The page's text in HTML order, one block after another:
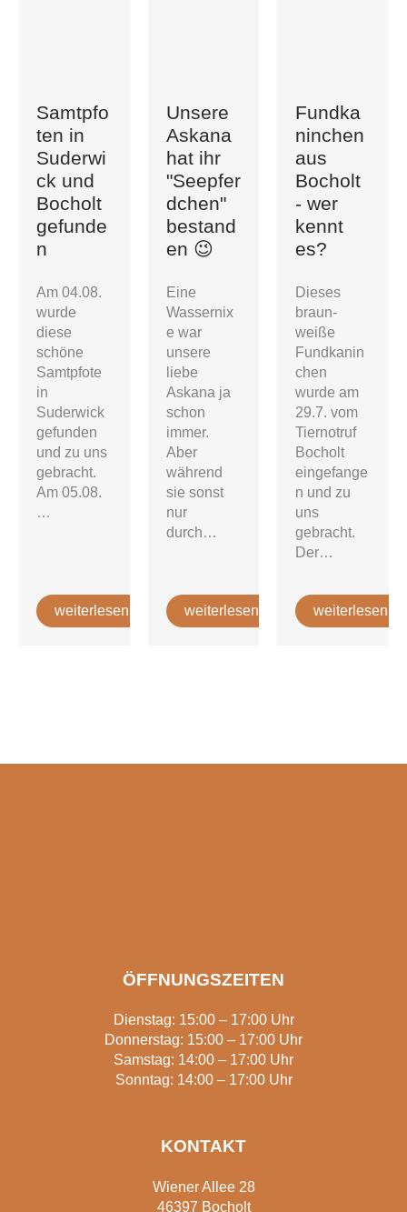
Samtpfo
ten in
Suderwi
ck und
Bocholt
gefunde
n
Am 04.08.
wurde
diese
schöne
Samtpfote
in
Suderwick
gefunden
und zu uns
gebracht.
Am 05.08.
…
weiterlesen
Unsere
Askana
hat ihr
"Seepfer
dchen"
bestand
en 😉
Eine
Wassernix
e war
unsere
liebe
Askana ja
schon
immer.
Aber
während
sie sonst
nur
durch…
weiterlesen
Fundka
ninchen
aus
Bocholt
- wer
kennt
es?
Dieses
braun-
weiße
Fundkanin
chen
wurde am
29.7. vom
Tiernotruf
Bocholt
eingefange
n und zu
uns
gebracht.
Der…
weiterlesen
ÖFFNUNGSZEITEN
Dienstag: 15:00 – 17:00 Uhr
Donnerstag: 15:00 – 17:00 Uhr
Samstag: 14:00 – 17:00 Uhr
Sonntag: 14:00 – 17:00 Uhr
KONTAKT
Wiener Allee 28
46397 Bocholt